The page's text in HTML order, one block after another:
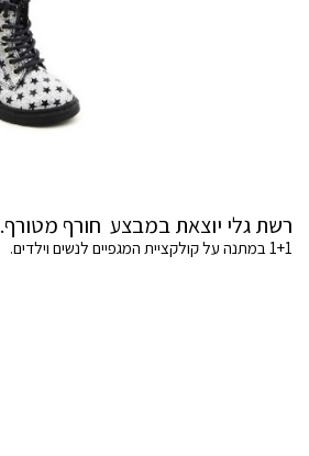
רשת גלי יוצאת במבצע חורף מטורף.
1+1 במתנה על קולקציית המגפיים לנשים וילדים.